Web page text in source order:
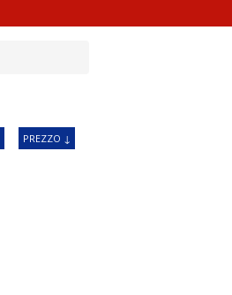
PREZZO ↓